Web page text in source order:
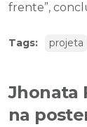
frente”,
Tags: projeta
Jhonata
na